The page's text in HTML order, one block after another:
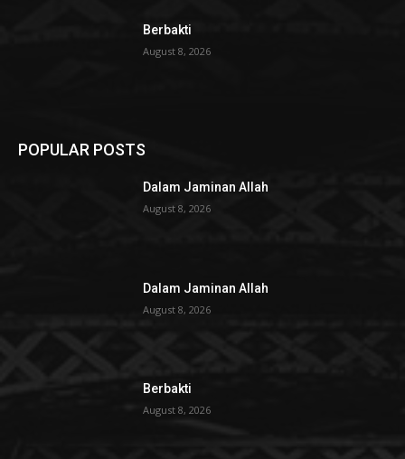
Berbakti
August 8, 2026
POPULAR POSTS
Dalam Jaminan Allah
August 8, 2026
Dalam Jaminan Allah
August 8, 2026
Berbakti
August 8, 2026